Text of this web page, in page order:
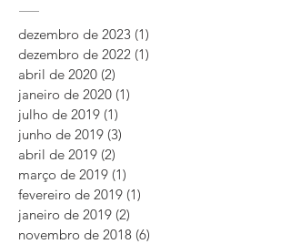
dezembro de 2023 (1)
dezembro de 2022 (1)
abril de 2020 (2)
janeiro de 2020 (1)
julho de 2019 (1)
junho de 2019 (3)
abril de 2019 (2)
março de 2019 (1)
fevereiro de 2019 (1)
janeiro de 2019 (2)
novembro de 2018 (6)